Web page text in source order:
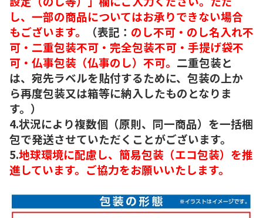
し、一部の商品についてはお承りできない場合
もございます。
（表記： のし不可・のし名入れ不
可・二重包装不可・完全包装不可・手提げ袋不
可・仏事包装（仏事のし）不可。 二重包装と
は、宛先ラベルを貼付するために、包装の上か
ら再度包装又は箱等に納入したものとなりま
す。）
4.状況により複数個（原則、同一商品）を一括梱
包で発送させていただくことがございます。
5.地球環境に配慮し、簡易包装（エコ包装）を推
進しています。ご協力をお願いいたします。